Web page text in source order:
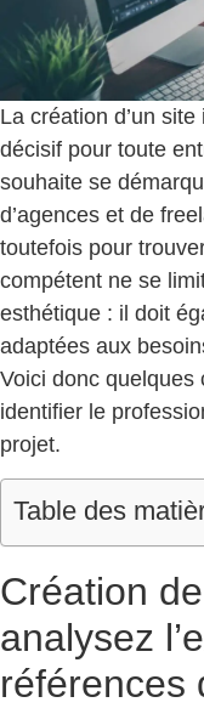
La création d’un
décisif pour toute
souhaite se
d’agences et de
toutefois pour
compétent ne se
esthétique : il doit
adaptées aux
Voici donc quelques
identifier le
projet.
Table des
Création
analysez
références